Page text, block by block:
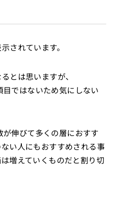
されています。
とは思いますが、
ではないため気にしない
伸びて多くの層におすす
い人にもおすすめされる事
増えていくものだと割り切